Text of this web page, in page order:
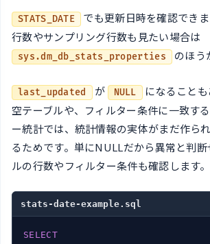
STATS_DATE
でも更新日時を確認でき
行数やサンプリング行数も見たい場合は
sys.dm_db_stats_properties のほう
last_updated が NULL
になることも
空テーブルや、フィルター条件に一致す
ー統計では、統計情報の実体がまだ作ら
るためです。単にNULLだから異常と判
ルの行数やフィルター条件も確認します。
stats-date-example.sql
SELECT